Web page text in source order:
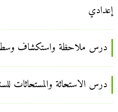
إعدادي
درس ملاحظة واستكشاف وسط
درس الاستحاثة والمستحاثات